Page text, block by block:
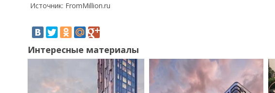
Источник: FromMillion.ru
Интересные материалы